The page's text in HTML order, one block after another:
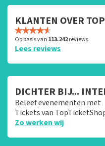
KLANTEN OVER
Op basis van 113.242reviews
Lees reviews
DICHTER BIJ...
Beleef evenementen met
Tickets van
Zo werken wij